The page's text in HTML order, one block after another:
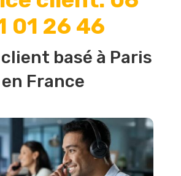
01 26 46
basé à Paris
en France